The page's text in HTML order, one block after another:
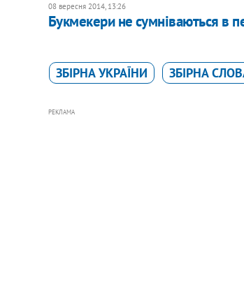
08 вересня 2014, 13:26
Букмекери не сумніваються в
ЗБІРНА УКРАЇНИ ЗБІРНА
РЕКЛАМА